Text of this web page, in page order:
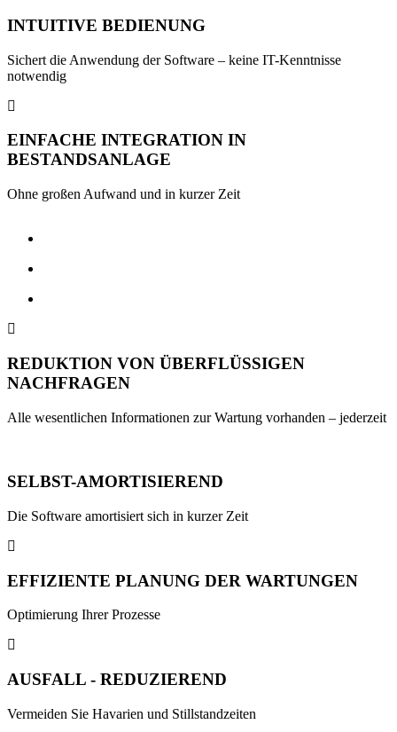
INTUITIVE BEDIENUNG
Sichert die Anwendung der Software – keine IT-Kenntnisse
notwendig
EINFACHE INTEGRATION IN
BESTANDSANLAGE
Ohne großen Aufwand und in kurzer Zeit
REDUKTION VON ÜBERFLÜSSIGEN
NACHFRAGEN
Alle wesentlichen Informationen zur Wartung vorhanden – jederzeit
SELBST-AMORTISIEREND
Die Software amortisiert sich in kurzer Zeit
EFFIZIENTE PLANUNG DER WARTUNGEN
Optimierung Ihrer Prozesse
AUSFALL - REDUZIEREND
Vermeiden Sie Havarien und Stillstandzeiten